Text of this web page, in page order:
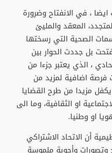
، في الانفتاح وضرورة
المعقد والمليئ
الصحية التي رسختها
بل جددت الحوار بين
، الذي يعتبر جزءا من
فرصة اضافية لمزيد من
يكفل مزيدا من طرح القضايا
او الثقافية، وما الى
او وطنيا.
أن الاتحاد الاشتراكي
وأجوبة ملموسة